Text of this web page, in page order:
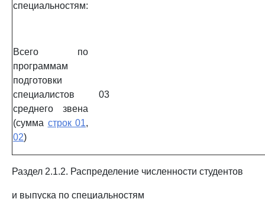
специальностям:
Всего по
программам
подготовки
специалистов
среднего звена
(сумма строк 01,
02)
03
Раздел 2.1.2. Распределение численности студентов
и выпуска по специальностям